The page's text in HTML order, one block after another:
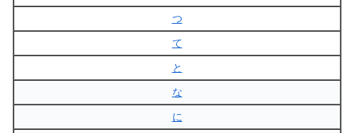
つ
て
と
な
に